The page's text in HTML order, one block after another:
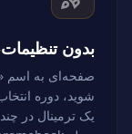
بدون
صفحه‌ای به اسم
یک ترمینال در